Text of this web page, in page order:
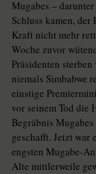
Mugabes –
Schluss kamen, der
Kraft nicht mehr
Woche zuvor
Präsidenten
niemals Simbabwe
einstige
vor seinem Tod die
Begräbnis
geschafft. Jetzt war
engsten Mugabe-
Alte mittlerweile